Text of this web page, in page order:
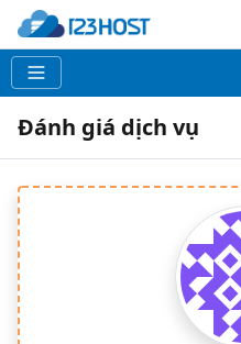
Đánh giá dịch vụ